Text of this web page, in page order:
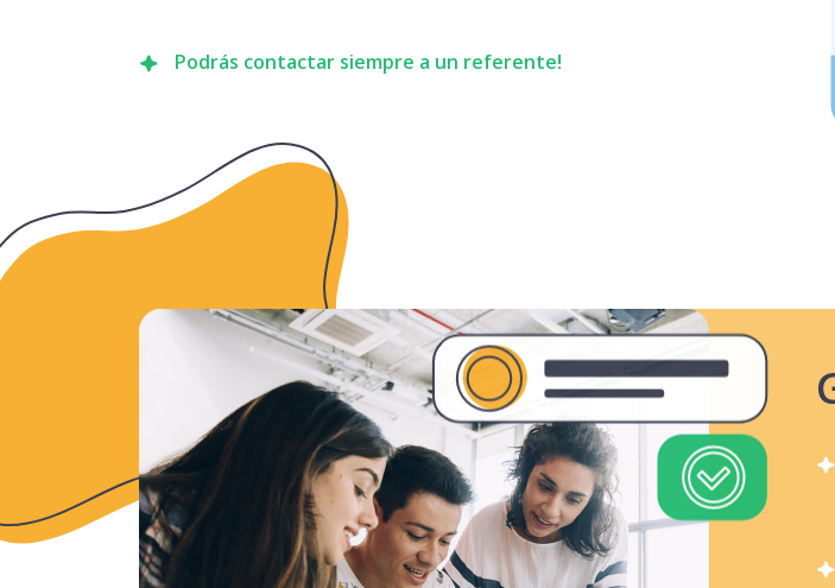
Podrás contactar siempre a un referente!